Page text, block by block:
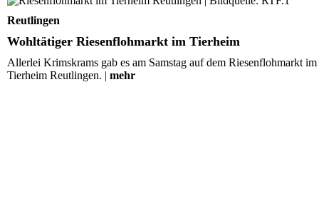
Reutlingen
Wohltätiger Riesenflohmarkt im Tierheim
Allerlei Krimskrams gab es am Samstag auf dem Riesenflohmarkt im
Tierheim Reutlingen. | mehr